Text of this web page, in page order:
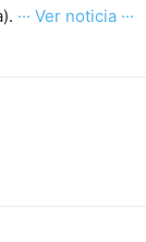
··· Ver noticia ···